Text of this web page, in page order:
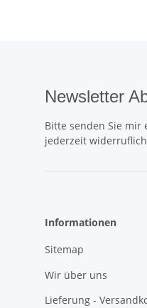
Newsletter
Bitte senden Sie
jederzeit
Informationen
Sitemap
Wir über uns
Lieferung -